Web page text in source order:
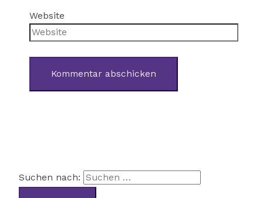
Website
Suchen nach: